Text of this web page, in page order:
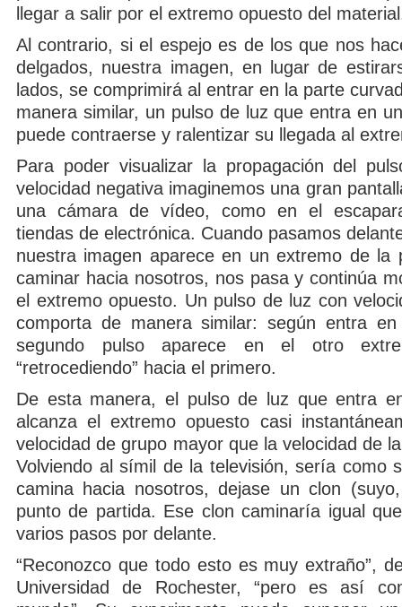
llegar a salir por el extremo opuesto del
Al contrario, si el espejo es de los que nos
delgados, nuestra imagen, en lugar de
lados, se comprimirá al entrar en la parte
manera similar, un pulso de luz que entra en
puede contraerse y ralentizar su llegada al
Para poder visualizar la propagación del
velocidad negativa imaginemos una gran
una cámara de vídeo, como en el
tiendas de electrónica. Cuando pasamos
nuestra imagen aparece en un extremo de la
caminar hacia nosotros, nos pasa y continúa
el extremo opuesto. Un pulso de luz con
comporta de manera similar: según entra
segundo pulso aparece en el otro
“retrocediendo” hacia el primero.
De esta manera, el pulso de luz que entra
alcanza el extremo opuesto casi
velocidad de grupo mayor que la velocidad de
Volviendo al símil de la televisión, sería como
camina hacia nosotros, dejase un clon
punto de partida. Ese clon caminaría igual
varios pasos por delante.
“Reconozco que todo esto es muy extraño”,
Universidad de Rochester, “pero es así